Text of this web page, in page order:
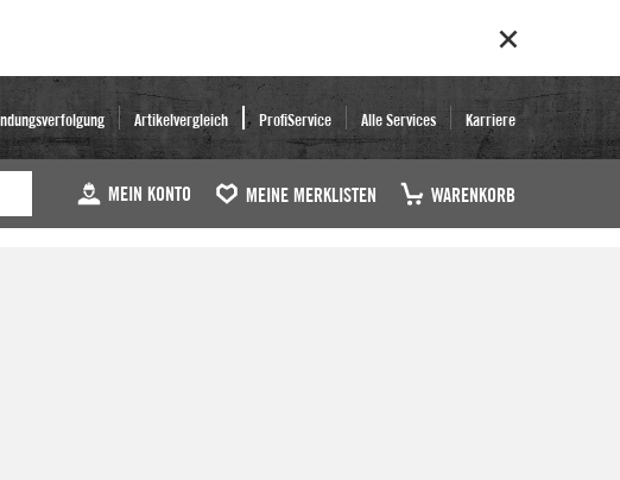
Artikelvergleich ProfiService Alle Services Karriere
MEIN KONTO MEINE MERKLISTEN WARENKORB